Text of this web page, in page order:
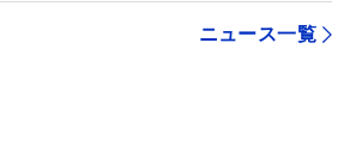
ニュース一覧